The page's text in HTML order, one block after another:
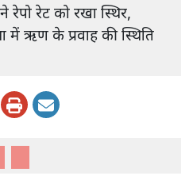
रेट को रखा स्थिर,
में ऋण के प्रवाह की स्थिति